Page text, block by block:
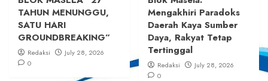
TAHUN MENUNGGU,
SATU HARI
GROUNDBREAKING”
Redaksi
July 28, 2026
0
Mengakhiri Paradoks
Daerah Kaya Sumber
Daya, Rakyat Tetap
Tertinggal
Redaksi
July 28, 2026
0